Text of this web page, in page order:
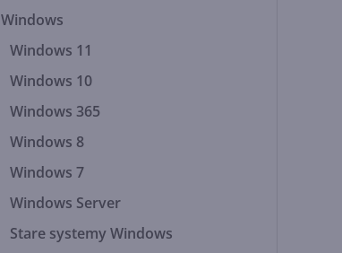
Windows
Windows 11
Windows 10
Windows 365
Windows 8
Windows 7
Windows Server
Stare systemy Windows